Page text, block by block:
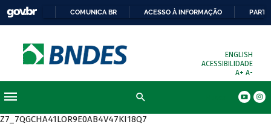
COMUNICA BR ACESSO À INFORMAÇÃO
ENGLISH
ACESSIBILIDADE
A+ A-
Z7_7QGCHA41LOR9E0AB4V47KI18Q7